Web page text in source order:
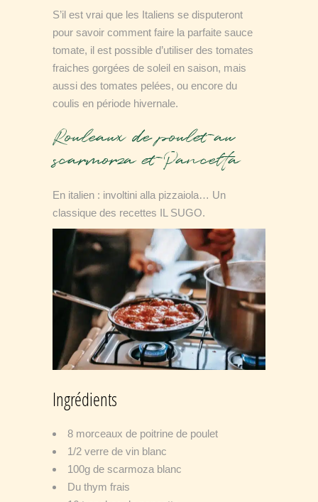
S’il est vrai que les Italiens se disputeront
pour savoir comment faire la parfaite sauce
tomate, il est possible d’utiliser des tomates
fraiches gorgées de soleil en saison, mais
aussi des tomates pelées, ou encore du
coulis en période hivernale.
Rouleaux de poulet au
scarmorza et Pancetta
En italien : involtini alla pizzaiola… Un
classique des recettes IL SUGO.
Ingrédients
8 morceaux de poitrine de poulet
1/2 verre de vin blanc
100g de scarmoza blanc
Du thym frais